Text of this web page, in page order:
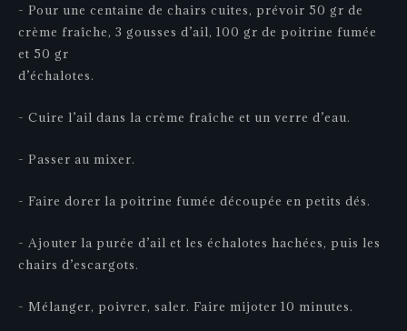
- Pour une centaine de chairs cuites, prévoir 50 gr de
crème fraîche, 3 gousses d’ail, 100 gr de poitrine fumée
et 50 gr
d’échalotes.
- Cuire l’ail dans la crème fraîche et un verre d’eau.
- Passer au mixer.
- Faire dorer la poitrine fumée découpée en petits dés.
- Ajouter la purée d’ail et les échalotes hachées, puis les
chairs d’escargots.
- Mélanger, poivrer, saler. Faire mijoter 10 minutes.